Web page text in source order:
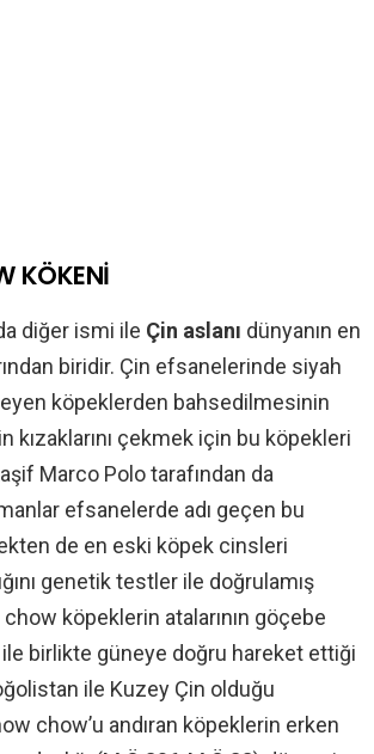
KÖKENİ
diğer ismi ile Çin aslanı dünyanın en
biridir. Çin efsanelerinde siyah
köpeklerden bahsedilmesinin
kızaklarını çekmek için bu köpekleri
Marco Polo tarafından da
efsanelerde adı geçen bu
de en eski köpek cinsleri
genetik testler ile doğrulamış
köpeklerin atalarının göçebe
birlikte güneye doğru hareket ettiği
ile Kuzey Çin olduğu
chow’u andıran köpeklerin erken